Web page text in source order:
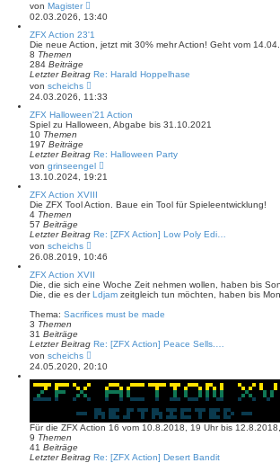
B
e
r
g
von Magister
e
u
e
s
r
B
e
i
t
r
02.03.2026, 13:40
ZFX Action 23'1
Die neue Action, jetzt mit 30% mehr Action! Geht vom
8 Themen
284 Beiträge
Letzter Beitrag Re: Harald Hoppelhase
von scheichs
e
u
e
s
B
e
i
t
r
24.03.2026, 11:33
ZFX Halloween'21 Action
Spiel zu Halloween, Abgabe bis 31.10.2021
10 Themen
197 Beiträge
Letzter Beitrag Re: Halloween Party
von grinseengel
e
u
s
r
e
i
r
a
g
13.10.2024, 19:21
ZFX Action XVIII
Die ZFX Tool Action. Baue ein Tool für Spieleentwicklung!
4 Themen
57 Beiträge
Letzter Beitrag Re: [ZFX Action] Low Poly Edi…
von scheichs
e
u
e
s
t
r
r
a
g
26.08.2019, 10:46
ZFX Action XVII
Die, die sich eine Woche Zeit nehmen wollen, haben bis
Die, die es derLdjam zeitgleich tun möchten, haben bis
Thema: Sacrifices must be made
3 Themen
31 Beiträge
Letzter Beitrag Re: [ZFX Action] Peace Sells.…
von scheichs
e
u
e
r
B
24.05.2020, 20:10
Für die ZFX Action 16 vom 10.8.2018, 19 Uhr bis
9 Themen
41 Beiträge
Letzter Beitrag Re: [ZFX Action] Desert Bandit